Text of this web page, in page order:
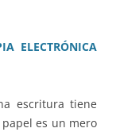
ELECTRÓNICA
escritura tiene
es un mero